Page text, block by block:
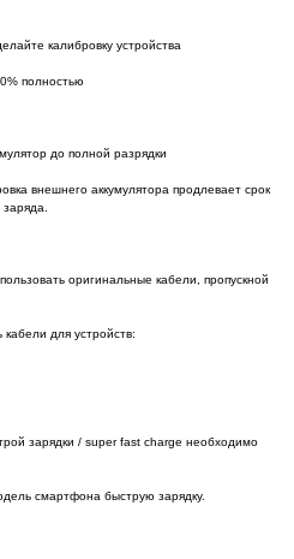
калибровку устройства
полностью
до полной разрядки
внешнего аккумулятора продлевает срок
оригинальные кабели, пропускной
для устройств:
зарядки / super fast charge необходимо
смартфона быструю зарядку.